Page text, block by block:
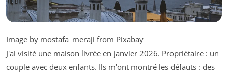
Image by mostafa_meraji from Pixabay
J'ai visité une maison livrée en janvier 2026. Propriétaire : un
couple avec deux enfants. Ils m'ont montré les défauts : des